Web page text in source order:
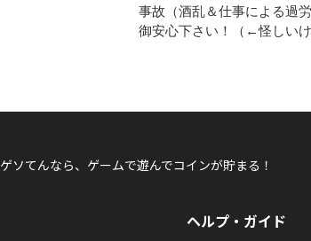
事故（酒乱＆仕事による過
御安心下さい！（←怪しいけ
ゲソてんなら、ゲームで遊んでコインが貯まる！
ヘルプ・ガイド